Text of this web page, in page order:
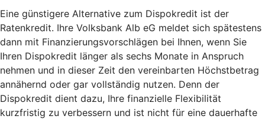
Eine günstigere Alternative zum Dispokredit ist der
Ratenkredit. Ihre Volksbank Alb eG meldet sich spätestens
dann mit Finanzierungsvorschlägen bei Ihnen, wenn Sie
Ihren Dispokredit länger als sechs Monate in Anspruch
nehmen und in dieser Zeit den vereinbarten Höchstbetrag
annähernd oder gar vollständig nutzen. Denn der
Dispokredit dient dazu, Ihre finanzielle Flexibilität
kurzfristig zu verbessern und ist nicht für eine dauerhafte